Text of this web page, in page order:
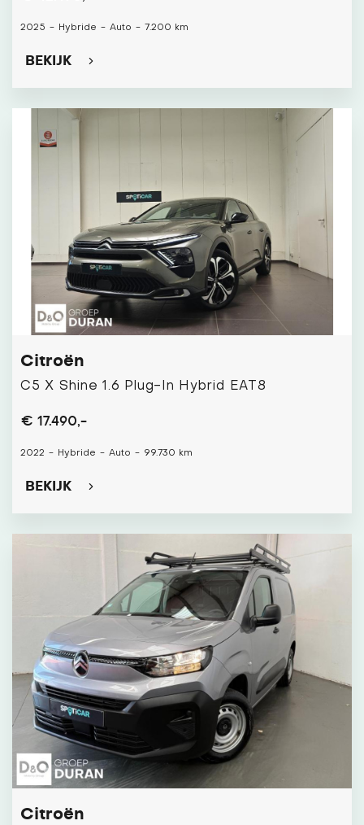
2025 - Hybride - Auto - 7.200 km
BEKIJK
Citroën
C5 X Shine 1.6 Plug-In Hybrid EAT8
€ 17.490,-
2022 - Hybride - Auto - 99.730 km
BEKIJK
Citroën